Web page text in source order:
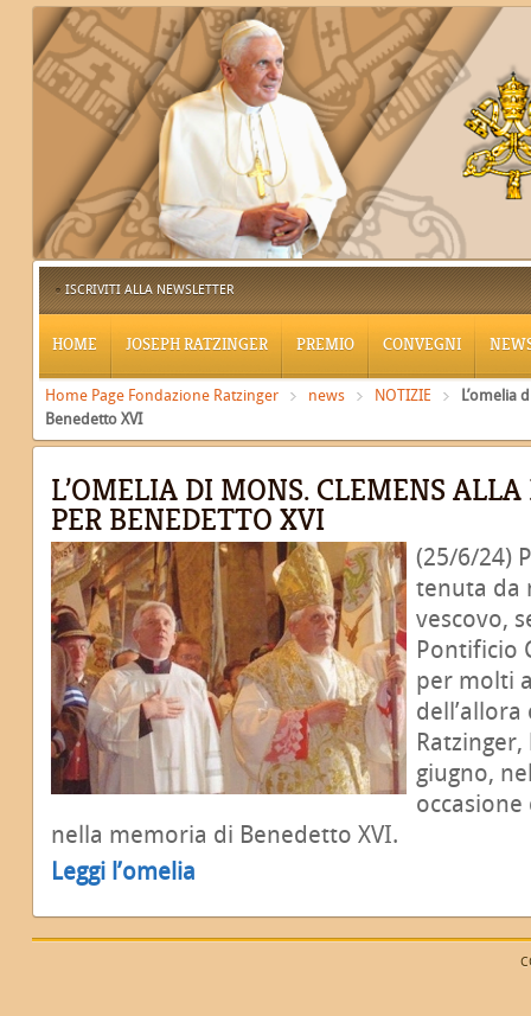
ISCRIVITI ALLA NEWSLETTER
HOME JOSEPH RATZINGER PREMIO CONVEGNI
Home Page Fondazione Ratzinger news NOTIZIE
L’omelia
Benedetto XVI
L’OMELIA DI MONS. CLEMENS
PER BENEDETTO XVI
(25/6/24)
tenuta da
vescovo,
Pontificio
per molti
dell’allora
giugno,
occasione
nella memoria di Benedetto XVI.
Leggi l’omelia